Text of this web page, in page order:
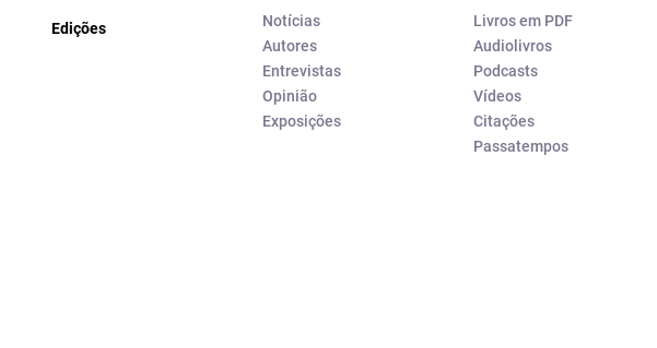
Edições
Notícias
Autores
Entrevistas
Opinião
Exposições
Livros em PDF
Audiolivros
Podcasts
Vídeos
Citações
Passatempos